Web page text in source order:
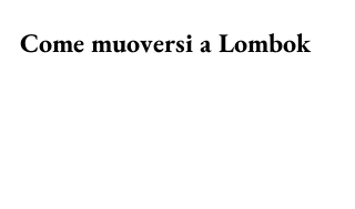
Come muoversi a Lombok